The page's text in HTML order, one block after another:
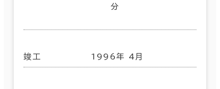
分
竣工 1996年 4月